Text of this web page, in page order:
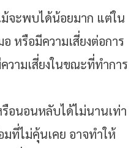
จะพบได้น้อยมาก แต่ใน
หรือมีความเสี่ยงต่อการ
วามเสี่ยงในขณะที่ทำการ
อนอนหลับได้ไม่นานเท่า
ที่ไม่คุ้นเคย อาจทำให้